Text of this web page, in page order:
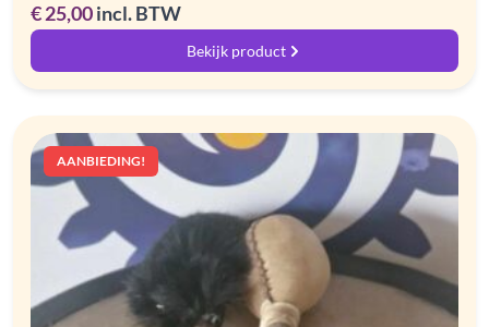
€25,00incl. BTW
Bekijk product
AANBIEDING!